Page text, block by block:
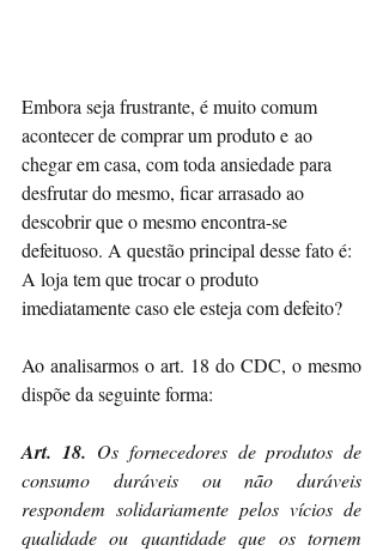
Embora seja frustrante, é muito comum
acontecer de comprar um produto e ao
chegar em casa, com toda ansiedade para
desfrutar do mesmo, ficar arrasado ao
descobrir que o mesmo encontra-se
defeituoso. A questão principal desse fato é:
A loja tem que trocar o produto
imediatamente caso ele esteja com defeito?
Ao analisarmos o art. 18 do CDC, o mesmo
dispõe da seguinte forma:
Art. 18. Os fornecedores de produtos de
consumo duráveis ou não duráveis
respondem solidariamente pelos vícios de
qualidade ou quantidade que os tornem